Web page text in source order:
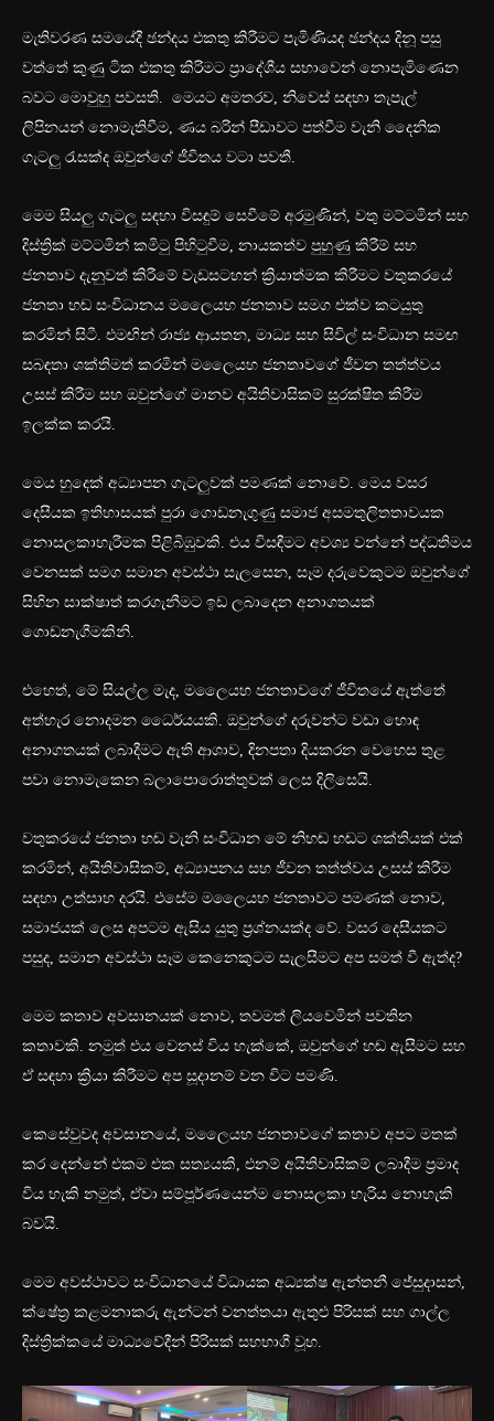
මැතිවරණ සමයේදී ඡන්දය එකතු කිරීමට පැමිණියද ඡන්දය දිනූ පසු
වත්තේ කුණු ටික එකතු කිරිමට ප්‍රාදේශීය සභාවෙන් නොපැමිණෙන
බවට මොවුහු පවසති. මෙයට අමතරව, නිවෙස් සඳහා තැපැල්
ලිපිනයන් නොමැතිවීම, ණය බරින් පීඩාවට පත්වීම වැනි දෛනික
ගැටලු රැසක්ද ඔවුන්ගේ ජීවිතය වටා පවතී.
මෙම සියලු ගැටලු සඳහා විසඳුම් සෙවීමේ අරමුණින්, වතු මට්ටමින් සහ
දිස්ත්‍රික් මට්ටමින් කමිටු පිහිටුවීම, නායකත්ව පුහුණු කිරීම් සහ
ජනතාව දැනුවත් කිරීමේ වැඩසටහන් ක්‍රියාත්මක කිරීමට වතුකරයේ
ජනතා හඬ සංවිධානය මලෛයහ ජනතාව සමග එක්ව කටයුතු
කරමින් සිටී. එමඟින් රාජ්‍ය ආයතන, මාධ්‍ය සහ සිවිල් සංවිධාන සමඟ
සබඳතා ශක්තිමත් කරමින් මලෛයහ ජනතාවගේ ජීවන තත්ත්වය
උසස් කිරීම සහ ඔවුන්ගේ මානව අයිතිවාසිකම් සුරක්ෂිත කිරීම
ඉලක්ක කරයි.
මෙය හුදෙක් අධ්‍යාපන ගැටලුවක් පමණක් නොවේ. මෙය වසර
දෙසීයක ඉතිහාසයක් පුරා ගොඩනැගුණු සමාජ අසමතුලිතතාවයක
නොසලකාහැරීමක පිළිබිඹුවකි. එය විසඳීමට අවශ්‍ය වන්නේ පද්ධතිමය
වෙනසක් සමග සමාන අවස්ථා සැලසෙන, සෑම දරුවෙකුටම ඔවුන්ගේ
සිහින සාක්ෂාත් කරගැනීමට ඉඩ ලබාදෙන අනාගතයක්
ගොඩනැගීමකිනි.
එහෙත්, මේ සියල්ල මැද, මලෛයහ ජනතාවගේ ජීවිතයේ ඇත්තේ
අත්හැර නොදමන ධෛර්යයකි. ඔවුන්ගේ දරුවන්ට වඩා හොඳ
අනාගතයක් ලබාදීමට ඇති ආශාව, දිනපතා දියකරන වෙහෙස තුළ
පවා නොමැකෙන බලාපොරොත්තුවක් ලෙස දිලිසෙයි.
වතුකරයේ ජනතා හඬ වැනි සංවිධාන මේ නිහඬ හඬට ශක්තියක් එක්
කරමින්, අයිතිවාසිකම්, අධ්‍යාපනය සහ ජීවන තත්ත්වය උසස් කිරීම
සඳහා උත්සාහ දරයි. එසේම මලෛයහ ජනතාවට පමණක් නොව,
සමාජයක් ලෙස අපටම ඇසිය යුතු ප්‍රශ්නයක්ද වේ. වසර දෙසීයකට
පසුද, සමාන අවස්ථා සෑම කෙනෙකුටම සැලසීමට අප සමත් වී ඇත්ද?
මෙම කතාව අවසානයක් නොව, තවමත් ලියවෙමින් පවතින
කතාවකි. නමුත් එය වෙනස් විය හැක්කේ, ඔවුන්ගේ හඬ ඇසීමට සහ
ඒ සඳහා ක්‍රියා කිරීමට අප සූදානම් වන විට පමණි.
කෙසේවුවද අවසානයේ, මලෛයහ ජනතාවගේ කතාව අපට මතක්
කර දෙන්නේ එකම එක සත්‍යයකි, එනම් අයිතිවාසිකම් ලබාදීම ප්‍රමාද
විය හැකි නමුත්, ඒවා සම්පූර්ණයෙන්ම නොසලකා හැරිය නොහැකි
බවයි.
මෙම අවස්ථාවට සංවිධානයේ විධායක අධ්‍යක්ෂ ඇන්තනී ජේසුදාසන්,
ක්ෂේත්‍ර කළමනාකරු ඇන්ටන් වනත්තයා ඇතුළු පිරිසක් සහ ගාල්ල
දිස්ත්‍රික්කයේ මාධ්‍යවේදීන් පිරිසක් සහභාගී වූහ.